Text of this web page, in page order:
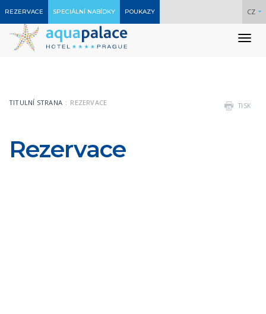
REZERVACE SPECIÁLNÍ NABÍDKY POUKAZY CZ
TISK
TITULNÍ STRANA REZERVACE
Rezervace